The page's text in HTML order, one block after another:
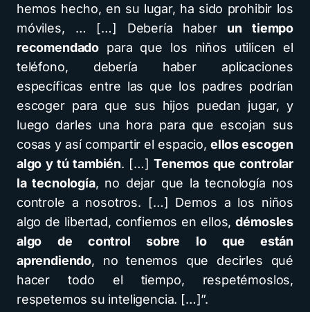
hemos hecho, en su lugar, ha sido prohibir los
móviles, … […] Debería haber un tiempo
recomendado para que los niños utilicen el
teléfono, debería haber aplicaciones
específicas entre las que los padres podrían
escoger para que sus hijos puedan jugar, y
luego darles una hora para que escojan sus
cosas y así compartir el espacio, ellos escogen
algo y tú también. […]Tenemos que controlar
la tecnología, no dejar que la tecnología nos
controle a nosotros. […] Demos a los niños
algo de libertad, confiemos en ellos,démosles
algo de control sobre lo que están
aprendiendo, no tenemos que decirles qué
hacer todo el tiempo, respetémoslos,
respetemos su inteligencia. […]”.